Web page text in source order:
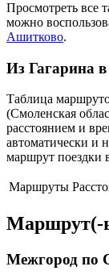
Просмотреть все
можно
Ашитково.
Из Гагарина
Таблица
(Смоленская
расстоянием и
автоматически и
маршрут поездки
Маршруты
Маршрут(-
Межгород по